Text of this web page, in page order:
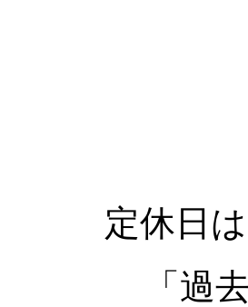
定休日
「過